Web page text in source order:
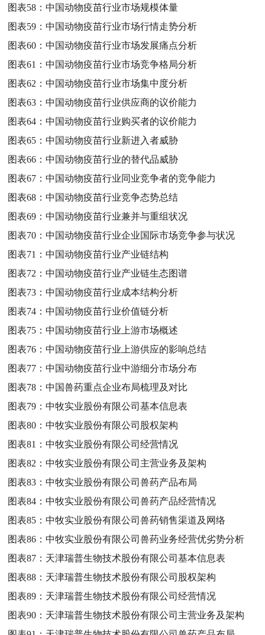
图表58：中国动物疫苗行业市场规模体量
图表59：中国动物疫苗行业市场行情走势分析
图表60：中国动物疫苗行业市场发展痛点分析
图表61：中国动物疫苗行业市场竞争格局分析
图表62：中国动物疫苗行业市场集中度分析
图表63：中国动物疫苗行业供应商的议价能力
图表64：中国动物疫苗行业购买者的议价能力
图表65：中国动物疫苗行业新进入者威胁
图表66：中国动物疫苗行业的替代品威胁
图表67：中国动物疫苗行业同业竞争者的竞争能力
图表68：中国动物疫苗行业竞争态势总结
图表69：中国动物疫苗行业兼并与重组状况
图表70：中国动物疫苗行业企业国际市场竞争参与状况
图表71：中国动物疫苗行业产业链结构
图表72：中国动物疫苗行业产业链生态图谱
图表73：中国动物疫苗行业成本结构分析
图表74：中国动物疫苗行业价值链分析
图表75：中国动物疫苗行业上游市场概述
图表76：中国动物疫苗行业上游供应的影响总结
图表77：中国动物疫苗行业中游细分市场分布
图表78：中国兽药重点企业布局梳理及对比
图表79：中牧实业股份有限公司基本信息表
图表80：中牧实业股份有限公司股权架构
图表81：中牧实业股份有限公司经营情况
图表82：中牧实业股份有限公司主营业务及架构
图表83：中牧实业股份有限公司兽药产品布局
图表84：中牧实业股份有限公司兽药产品经营情况
图表85：中牧实业股份有限公司兽药销售渠道及网络
图表86：中牧实业股份有限公司兽药业务经营优劣势分析
图表87： 天津瑞普生物技术股份有限公司基本信息表
图表88： 天津瑞普生物技术股份有限公司股权架构
图表89： 天津瑞普生物技术股份有限公司经营情况
图表90： 天津瑞普生物技术股份有限公司主营业务及架构